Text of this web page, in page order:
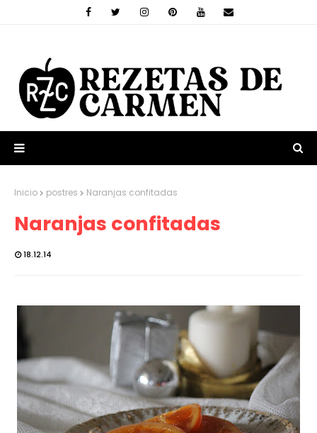
Inicio postres Naranjas confitadas
Naranjas confitadas
18.12.14